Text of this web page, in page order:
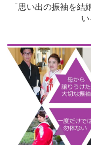
「思い出の振袖を